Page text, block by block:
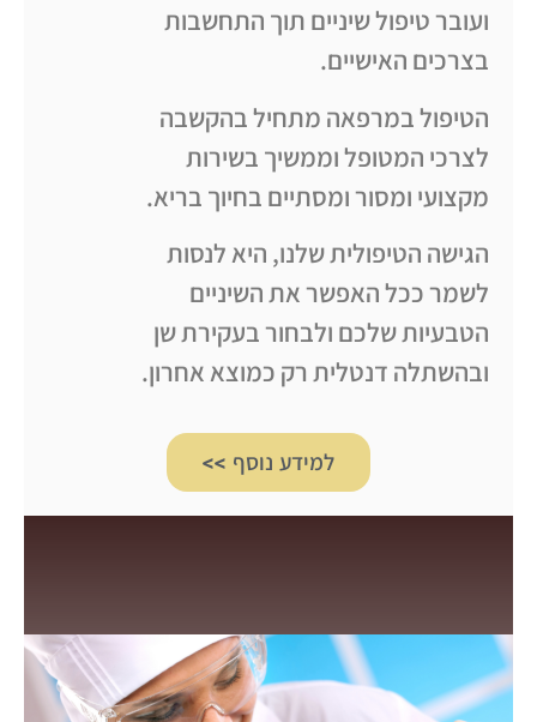
ועובר טיפול שיניים תוך התחשבות
בצרכים האישיים.
הטיפול במרפאה מתחיל בהקשבה
לצרכי המטופל וממשיך בשירות
מקצועי ומסור ומסתיים בחיוך בריא.
הגישה הטיפולית שלנו, היא לנסות
לשמר ככל האפשר את השיניים
הטבעיות שלכם ולבחור בעקירת שן
ובהשתלה דנטלית רק כמוצא אחרון.
למידע נוסף >>